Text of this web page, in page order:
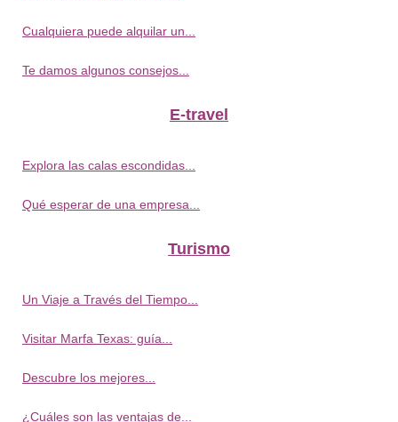
Cualquiera puede alquilar un...
Te damos algunos consejos...
E-travel
Explora las calas escondidas...
Qué esperar de una empresa...
Turismo
Un Viaje a Través del Tiempo...
Visitar Marfa Texas: guía...
Descubre los mejores...
¿Cuáles son las ventajas de...